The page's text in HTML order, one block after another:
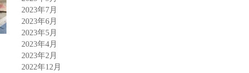
2023年7月
2023年6月
2023年5月
2023年4月
2023年2月
2022年12月